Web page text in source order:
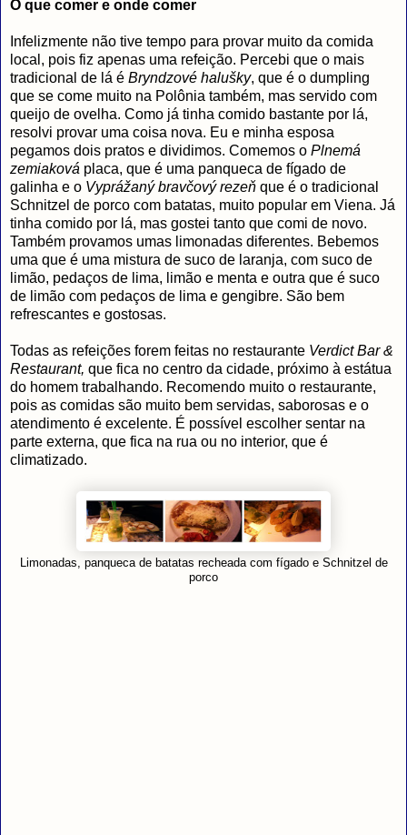
O que comer e onde comer
Infelizmente não tive tempo para provar muito da comida
local, pois fiz apenas uma refeição. Percebi que o mais
tradicional de lá é Bryndzové halušky, que é o dumpling
que se come muito na Polônia também, mas servido com
queijo de ovelha. Como já tinha comido bastante por lá,
resolvi provar uma coisa nova. Eu e minha esposa
pegamos dois pratos e dividimos. Comemos o Plnemá
zemiaková placa, que é uma panqueca de fígado de
galinha e o Vyprážaný bravčový rezeň que é o tradicional
Schnitzel de porco com batatas, muito popular em Viena. Já
tinha comido por lá, mas gostei tanto que comi de novo.
Também provamos umas limonadas diferentes. Bebemos
uma que é uma mistura de suco de laranja, com suco de
limão, pedaços de lima, limão e menta e outra que é suco
de limão com pedaços de lima e gengibre. São bem
refrescantes e gostosas.
Todas as refeições forem feitas no restaurante Verdict Bar &
Restaurant, que fica no centro da cidade, próximo à estátua
do homem trabalhando. Recomendo muito o restaurante,
pois as comidas são muito bem servidas, saborosas e o
atendimento é excelente. É possível escolher sentar na
parte externa, que fica na rua ou no interior, que é
climatizado.
Limonadas, panqueca de batatas recheada com fígado e Schnitzel de
porco